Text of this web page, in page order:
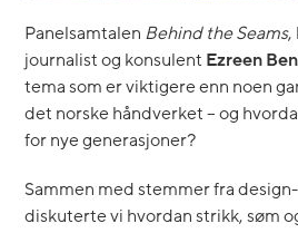
Panelsamtalen Behind the Seams,
journalist og konsulent Ezreen
tema som er viktigere enn noen
det norske håndverket – og
for nye generasjoner?
Sammen med stemmer fra
diskuterte vi hvordan strikk, søm